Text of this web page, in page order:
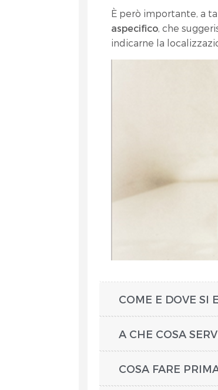
È però importante, a
aspecifico, che
indicarne la
COME E DOVE SI
A CHE COSA
COSA FARE